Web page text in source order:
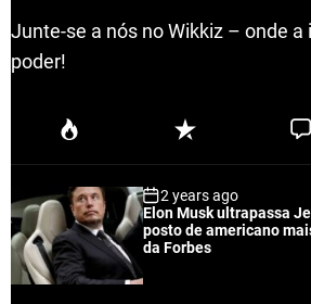
Junte-se a nós no Wikkiz – onde a
poder!
P
u
a
r
R
e
n
t
C
e
2 years ago
Elon Musk ultrapassa
posto de americano
da Forbes